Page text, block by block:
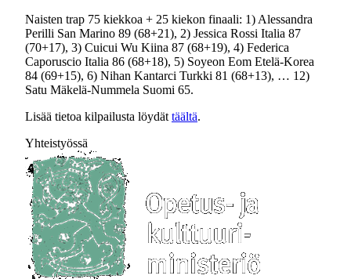
Naisten trap 75 kiekkoa + 25 kiekon finaali: 1) Alessandra
Perilli San Marino 89 (68+21), 2) Jessica Rossi Italia 87
(70+17), 3) Cuicui Wu Kiina 87 (68+19), 4) Federica
Caporuscio Italia 86 (68+18), 5) Soyeon Eom Etelä-Korea
84 (69+15), 6) Nihan Kantarci Turkki 81 (68+13), … 12)
Satu Mäkelä-Nummela Suomi 65.
Lisää tietoa kilpailusta löydät täältä.
Yhteistyössä